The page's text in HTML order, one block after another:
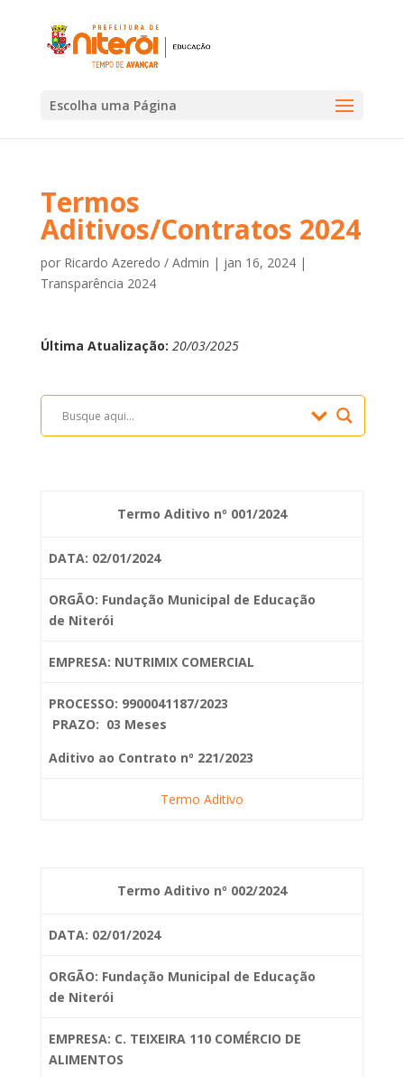
Escolha uma Página
Termos
Aditivos/Contratos 2024
por Ricardo Azeredo / Admin | jan 16, 2024|
Transparência 2024
Última Atualização: 20/03/2025
Termo Aditivo nº 001/2024
DATA: 02/01/2024
ORGÃO: Fundação Municipal de Educação
de Niterói
EMPRESA: NUTRIMIX COMERCIAL
PROCESSO: 9900041187/2023
PRAZO: 03 Meses
Aditivo ao Contrato nº 221/2023
Termo Aditivo
Termo Aditivo nº 002/2024
DATA: 02/01/2024
ORGÃO: Fundação Municipal de Educação
de Niterói
EMPRESA: C. TEIXEIRA 110 COMÉRCIO DE
ALIMENTOS